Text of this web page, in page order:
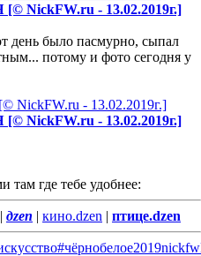
NickFW.ru - 13.02.2019г.]
день было пасмурно, сыпал
потому и фото сегодня у
NickFW.ru - 13.02.2019г.]
там где тебе удобнее:
| дzen | кино.dzen | птице.dzen
#чёрнобелое2019nickfw